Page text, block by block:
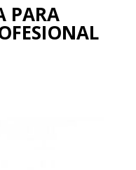
PARA